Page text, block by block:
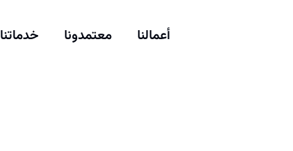
أعمالنا معتمدونا خدماتنا